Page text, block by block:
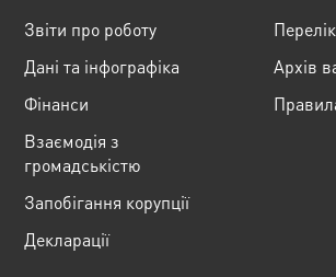
Звіти про роботу
Дані та інфографіка
Фінанси
Взаємодія з
громадськістю
Запобігання корупції
Декларації
Архів